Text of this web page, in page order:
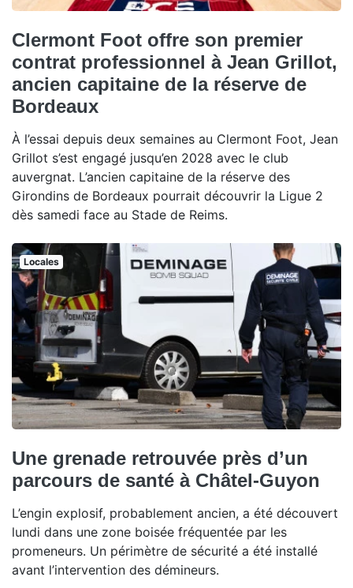
Clermont Foot offre son premier
contrat professionnel à Jean Grillot,
ancien capitaine de la réserve de
Bordeaux
À l’essai depuis deux semaines au Clermont Foot, Jean
Grillot s’est engagé jusqu’en 2028 avec le club
auvergnat. L’ancien capitaine de la réserve des
Girondins de Bordeaux pourrait découvrir la Ligue 2
dès samedi face au Stade de Reims.
Locales
Une grenade retrouvée près d’un
parcours de santé à Châtel-Guyon
L’engin explosif, probablement ancien, a été découvert
lundi dans une zone boisée fréquentée par les
promeneurs. Un périmètre de sécurité a été installé
avant l’intervention des démineurs.